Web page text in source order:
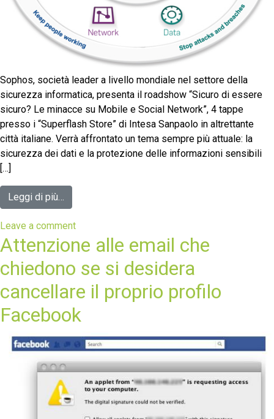
Sophos, società leader a livello mondiale nel settore della
sicurezza informatica, presenta il roadshow “Sicuro di essere
sicuro? Le minacce su Mobile e Social Network”, 4 tappe
presso i “Superflash Store” di Intesa Sanpaolo in altrettante
città italiane. Verrà affrontato un tema sempre più attuale: la
sicurezza dei dati e la protezione delle informazioni sensibili
[…]
Leggi di più…
Leave a comment
Attenzione alle email che
chiedono se si desidera
cancellare il proprio profilo
Facebook